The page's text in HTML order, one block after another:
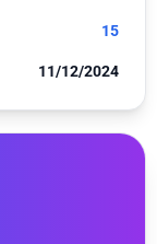
15
11/12/2024